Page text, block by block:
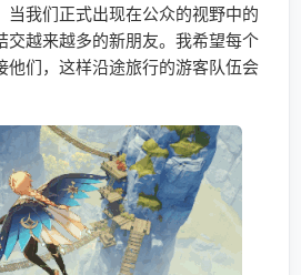
当我们正式出现在公众的视野中的
交越来越多的新朋友。我希望每个
他们，这样沿途旅行的游客队伍会